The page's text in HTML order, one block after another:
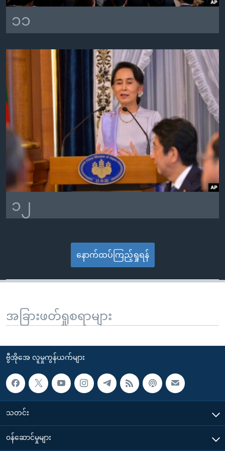
၁၁
၁၂
နောက်ထပ်ကြည့်ရှုရန်
အခြားဖတ်ရှုစရာများ
ဗွီအိုအေ လူမှုကွန်ယက်များ
သတင်း
၀န်ဆောင်မှုများ